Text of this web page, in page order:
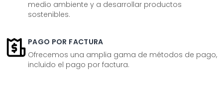
medio ambiente y a desarrollar productos
sostenibles.
PAGO POR FACTURA
Ofrecemos una amplia gama de métodos de pago,
incluido el pago por factura.